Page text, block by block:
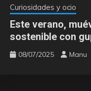
Curiosidades y ocio
Este verano,
sostenible con
08/07/2025 Manu